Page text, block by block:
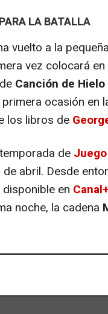
LA BATALLA
vuelto a la
vez colocará
Canción de
ocasión en
los libros de
de
abril. Desde
en
noche, la cadena